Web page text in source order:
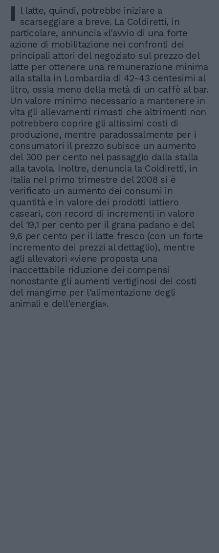
I l latte, quindi, potrebbe iniziare a
scarseggiare a breve. La Coldiretti, in
particolare, annuncia «l'avvio di una forte
azione di mobilitazione nei confronti dei
principali attori del negoziato sul prezzo del
latte per ottenere una remunerazione minima
alla stalla in Lombardia di 42-43 centesimi al
litro, ossia meno della metà di un caffè al bar.
Un valore minimo necessario a mantenere in
vita gli allevamenti rimasti che altrimenti non
potrebbero coprire gli altissimi costi di
produzione, mentre paradossalmente per i
consumatori il prezzo subisce un aumento
del 300 per cento nel passaggio dalla stalla
alla tavola. Inoltre, denuncia la Coldiretti, in
Italia nel primo trimestre del 2008 si è
verificato un aumento dei consumi in
quantità e in valore dei prodotti lattiero
caseari, con record di incrementi in valore
del 19,1 per cento per il grana padano e del
9,6 per cento per il latte fresco (con un forte
incremento dei prezzi al dettaglio), mentre
agli allevatori «viene proposta una
inaccettabile riduzione dei compensi
nonostante gli aumenti vertiginosi dei costi
del mangime per l'alimentazione degli
animali e dell'energia».